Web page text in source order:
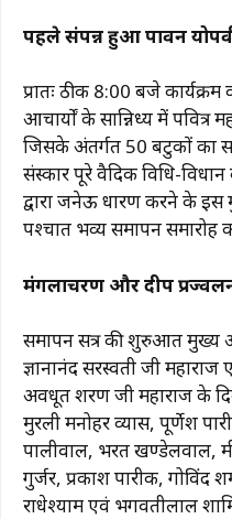
पहले संपन्न हुआ पावन
प्रातः ठीक 8:00 बजे
आचार्यों के सान्निध्य में पवित्र
जिसके अंतर्गत 50 बटुकों का
संस्कार पूरे वैदिक विधि-
द्वारा जनेऊ धारण करने के इस
पश्चात भव्य समापन समारोह
मंगलाचरण और दीप
समापन सत्र की शुरुआत मुख्य
ज्ञानानंद सरस्वती जी महाराज
अवधूत शरण जी महाराज के
मुरली मनोहर व्यास, पूर्णेश
पालीवाल, भरत खण्डेलवाल,
गुर्जर, प्रकाश पारीक, गोविंद
राधेश्याम एवं भगवतीलाल